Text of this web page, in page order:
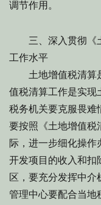
调节作用。
三、深入贯彻《
工作水平
土地增值税清算是
值税清算工作是实现
税务机关要克服畏难
要按照《土地增值税
际，进一步细化操
开发项目的收入和扣
区，要充分发挥中
管理中心要配合当地